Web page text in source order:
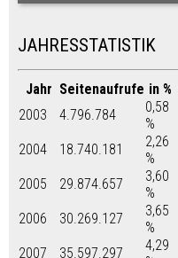
JAHRESSTATISTIK
Jahr Seitenaufrufe in %
2003
4.796.784
0,58
%
2004
18.740.181
2,26
%
2005
29.874.657
3,60
%
2006
30.269.127
3,65
%
2007
35.597.297
4,29